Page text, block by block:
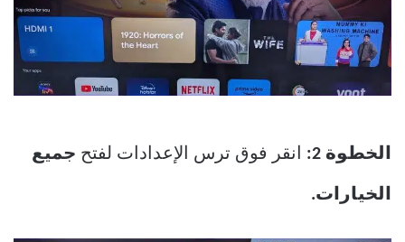
الخطوة 2: انقر فوق ترس الإعدادات لفتح جميع
الخيارات.